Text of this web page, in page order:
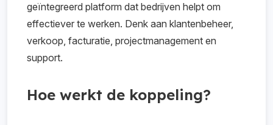
geïntegreerd platform dat bedrijven helpt om
effectiever te werken. Denk aan klantenbeheer,
verkoop, facturatie, projectmanagement en
support.
Hoe werkt de koppeling?